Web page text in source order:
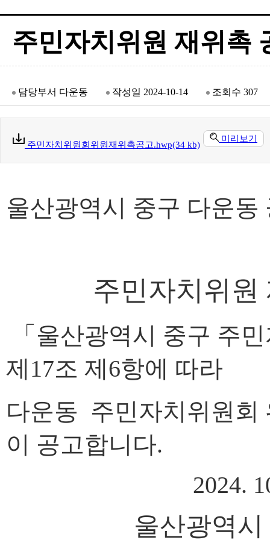
주민자치위원 재위촉
담당부서 다운동 작성일 2024-10-14 조회수 307
주민자치위원회위원재위촉공고.hwp(34 kb)
미리보기
울산광역시 중구 다운동
주민자치위원
「 울산광역시 중구 주
제17조 제6항에 따라
다운동 주민자치위원회
이 공고합니다.
2024. 10.
울산광역